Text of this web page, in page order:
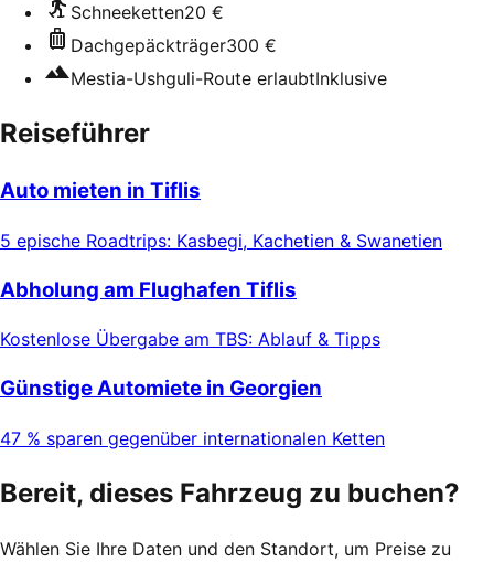
Schneeketten20 €
Dachgepäckträger300 €
Mestia-Ushguli-Route erlaubtInklusive
Reiseführer
Auto mieten in Tiflis
5 epische Roadtrips: Kasbegi, Kachetien & Swanetien
Abholung am Flughafen Tiflis
Kostenlose Übergabe am TBS: Ablauf & Tipps
Günstige Automiete in Georgien
47 % sparen gegenüber internationalen Ketten
Bereit, dieses Fahrzeug zu buchen?
Wählen Sie Ihre Daten und den Standort, um Preise zu